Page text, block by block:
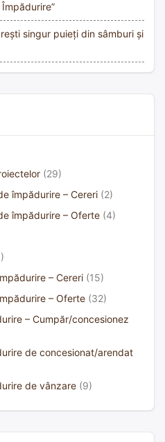
singur puieți din sâmburi și
(29)
împădurire – Cereri (2)
împădurire – Oferte (4)
– Cereri (15)
– Oferte (32)
– Cumpăr/concesionez
de concesionat/arendat
de vânzare (9)